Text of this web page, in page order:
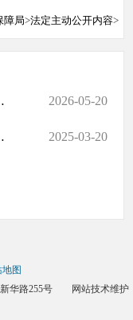
障局>法定主动公开内容>
检查计划 2026-05-20
息公示 2025-03-20
地图
华路255号 网站技术维护